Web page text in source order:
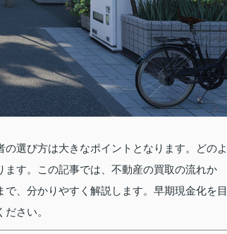
選び方は大きなポイントとなります。どのよ
す。この記事では、不動産の買取の流れか
、分かりやすく解説します。早期現金化を目
さい。